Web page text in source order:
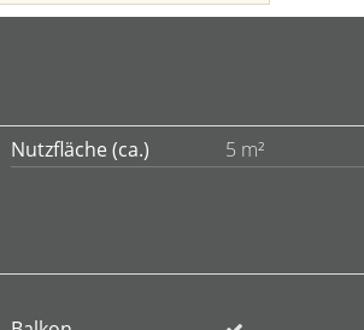
Nutzfläche (ca.)
5 m²